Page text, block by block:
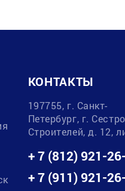
КОНТАКТЫ
197755, г. Санкт-
Петербург, г.
Строителей, д. 12,
+ 7 (812) 921-
+ 7 (911) 921-